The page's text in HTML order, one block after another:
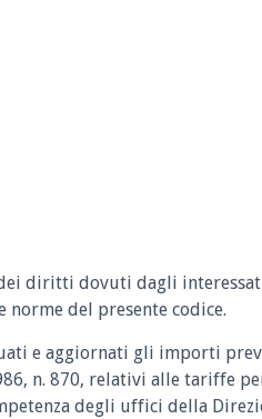
diritti dovuti dagli
del presente codice.
e aggiornati gli importi
n. 870, relativi alle tariffe
degli uffici della